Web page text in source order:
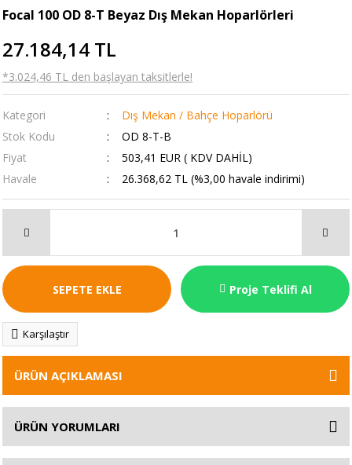
Focal 100 OD 8-T Beyaz Dış Mekan Hoparlörleri
27.184,14 TL
*3.024,46 TL den başlayan taksitlerle!
Kategori
Dış Mekan / Bahçe Hoparlörü
Stok Kodu
OD 8-T-B
Fiyat
503,41 EUR ( KDV DAHİL)
Havale
26.368,62 TL (%3,00 havale indirimi)
SEPETE EKLE Proje Teklifi Al
Karşılaştır
ÜRÜN AÇIKLAMASI
ÜRÜN YORUMLARI